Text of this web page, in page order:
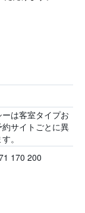
は客室タイプお
約サイトごとに異
。
170 200